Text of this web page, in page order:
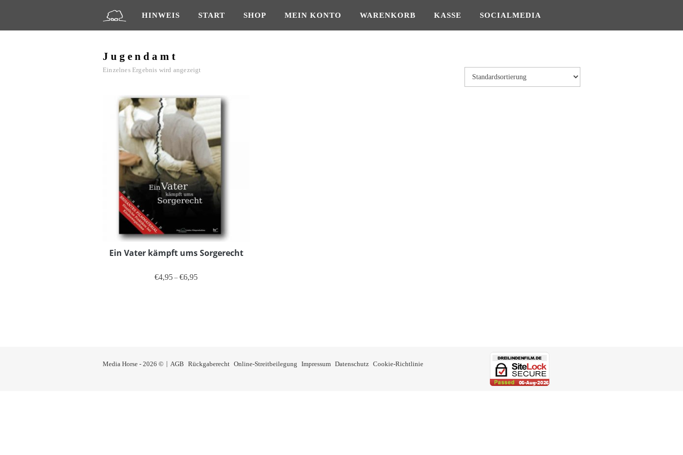
HINWEIS START SHOP MEIN KONTO WARENKORB KASSE SOCIALMEDIA
Jugendamt
Einzelnes Ergebnis wird angezeigt
Ein Vater kämpft ums Sorgerecht
€4,95 –€6,95Preisspanne: €4,95 bis €6,95
Media Horse - 2026 © AGB Rückgaberecht Online-Streitbeilegung Impressum Datenschutz Cookie-Richtlinie